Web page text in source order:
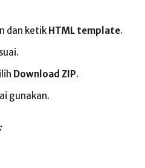
dan ketikHTML template.
Download ZIP.
gunakan.